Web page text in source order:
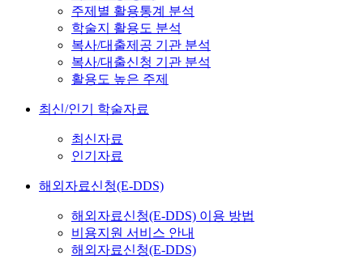
주제별 활용통계 분석
학술지 활용도 분석
복사/대출제공 기관 분석
복사/대출신청 기관 분석
활용도 높은 주제
최신/인기 학술자료
최신자료
인기자료
해외자료신청(E-DDS)
해외자료신청(E-DDS) 이용 방법
비용지원 서비스 안내
해외자료신청(E-DDS)